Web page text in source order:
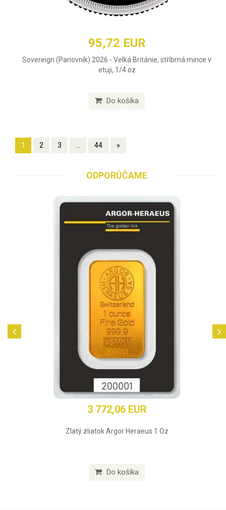
95,72 EUR
Sovereign (Panovník) 2026 - Velká Británie, stříbrná mince v
etuji, 1/4 oz
Do košíka
1 2 3 ... 44 »
ODPORÚČAME
3 772,06 EUR
Zlatý zliatok Argor Heraeus 1 Oz
Do košíka